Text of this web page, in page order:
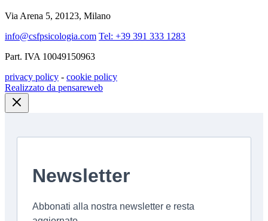
Via Arena 5, 20123, Milano
info@csfpsicologia.com Tel: +39 391 333 1283
Part. IVA 10049150963
privacy policy - cookie policy
Realizzato da pensareweb